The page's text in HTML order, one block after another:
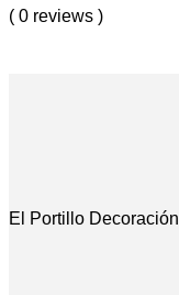
( 0 reviews )
El Portillo Decoración